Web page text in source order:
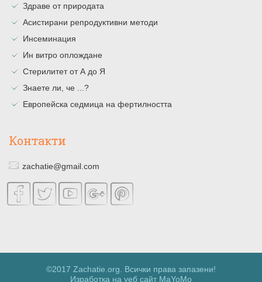
Здраве от природата
Асистирани репродуктивни методи
Инсеминация
Ин витро оплождане
Стерилитет от А до Я
Знаете ли, че ...?
Европейска седмица на фертилността
Контакти
zachatie@gmail.com
©2017 Zachatie.org. Всички права запазени!
Изработка на уеб сайт MaYoMo